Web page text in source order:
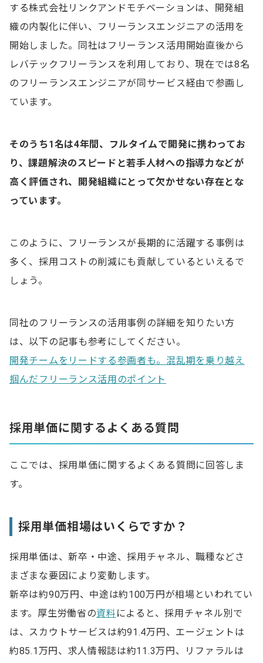
する株式会社リンクアンドモチベーションは、開発組
織の内製化に伴い、フリーランスエンジニアの活用を
開始しました。同社はフリーランス活用開始直後から
レバテックフリーランスを利用しており、現在では8名
のフリーランスエンジニアが同サービス経由で参画し
ています。
そのうち1名は4年間、フルタイムで開発に携わってお
り、課題解決のスピードと若手人材への指導力などが
高く評価され、開発組織にとって欠かせない存在とな
っています。
このように、フリーランスが長期的に活躍する事例は
多く、採用コストの削減にも貢献しているといえるで
しょう。
同社のフリーランスの活用事例の詳細を知りたい方
は、以下の記事も参考にしてください。
開発チームをリードする参画者も。混乱期を乗り越え
掴んだフリーランス活用のポイント
採用単価に関するよくある質問
ここでは、採用単価に関するよくある質問に回答しま
す。
採用単価相場はいくらですか？
採用単価は、新卒・中途、採用チャネル、職種などさ
まざまな要因により変動します。
新卒は約90万円、中途は約100万円が相場といわれてい
ます。厚生労働省の資料 によると、採用チャネル別で
は、スカウトサービスは約91.4万円、エージェントは
約85.1万円、求人情報誌は約11.3万円、リファラルは